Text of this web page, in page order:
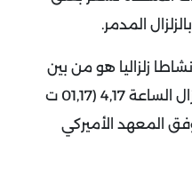
المدمر.
زلزاليا هو من بين
ووقع الزلزال الساعة 4,17 (01,17 ت
نحو 17,9 كلم وفق المعهد الأميركي